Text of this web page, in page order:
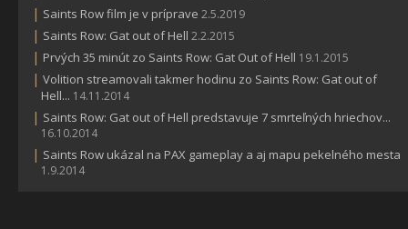
| Saints Row film je v príprave 2.5.2019
| Saints Row: Gat out of Hell 2.2.2015
| Prvých 35 minút zo Saints Row: Gat Out of Hell 19.1.2015
| Volition streamovali takmer hodinu zo Saints Row: Gat out of
Hell... 14.11.2014
| Saints Row: Gat out of Hell predstavuje 7 smrteľných hriechov...
16.10.2014
| Saints Row ukázal na PAX gameplay a aj mapu pekelného mesta
1.9.2014